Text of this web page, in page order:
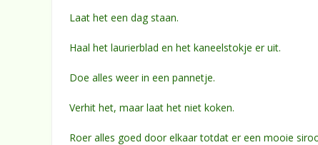
Laat het een dag staan.
Haal het laurierblad en het kaneelstokje er uit.
Doe alles weer in een pannetje.
Verhit het, maar laat het niet koken.
Roer alles goed door elkaar totdat er een mooie